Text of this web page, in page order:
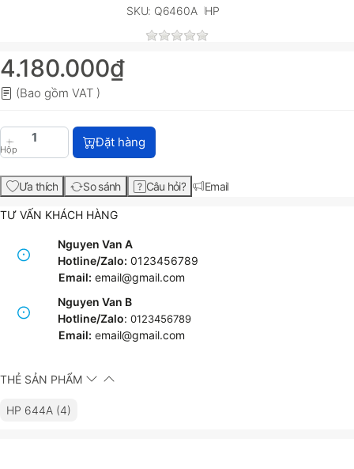
SKU: Q6460A HP
4.180.000₫
(Bao gồm VAT )
Hộp
HP 644A Black Original LaserJet Toner Cartridge
Đặt hàng
Ưa thích So sánh Câu hỏi? Email
TƯ VẤN KHÁCH HÀNG
Nguyen Van A
Hotline/Zalo: 0123456789
Email: email@gmail.com
Nguyen Van B
Hotline/Zalo: 0123456789
Email: email@gmail.com
THẺ SẢN PHẨM
HP 644A (4)